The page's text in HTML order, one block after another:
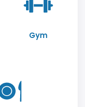
Gym